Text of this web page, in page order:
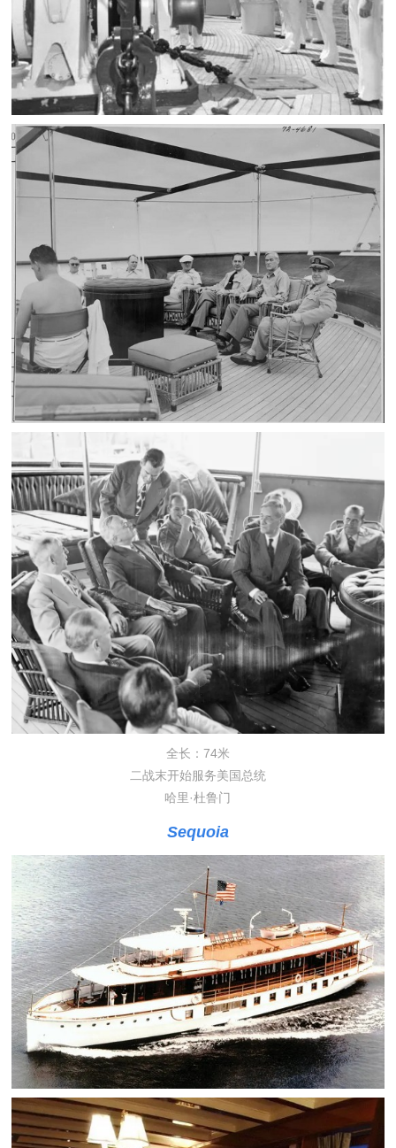
全长：74米
二战末开始服务美国总统
哈里·杜鲁门
Sequoia